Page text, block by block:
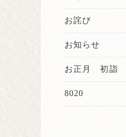
お詫び
お知らせ
お正月 初詣
8020